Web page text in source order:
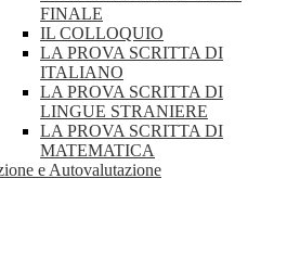
FINALE
IL COLLOQUIO
LA PROVA SCRITTA DI
ITALIANO
LA PROVA SCRITTA DI
LINGUE STRANIERE
LA PROVA SCRITTA DI
MATEMATICA
e Autovalutazione